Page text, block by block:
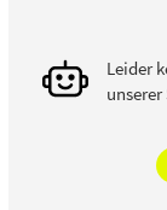
Leider